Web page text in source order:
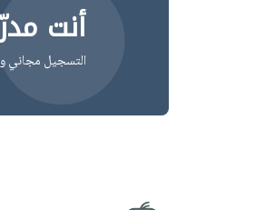
أنت
التسجيل مجاني